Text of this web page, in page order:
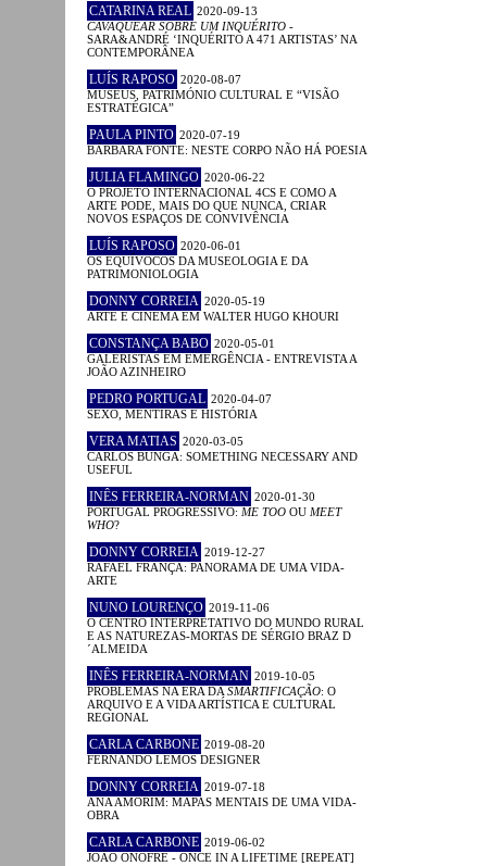
CATARINA REAL 2020-09-13
CAVAQUEAR SOBRE UM INQUÉRITO -
SARA&ANDRÉ ‘INQUÉRITO A 471 ARTISTAS’ NA
CONTEMPORÂNEA
LUÍS RAPOSO 2020-08-07
MUSEUS, PATRIMÓNIO CULTURAL E “VISÃO
ESTRATÉGICA”
PAULA PINTO 2020-07-19
BÁRBARA FONTE: NESTE CORPO NÃO HÁ POESIA
JULIA FLAMINGO 2020-06-22
O PROJETO INTERNACIONAL 4CS E COMO A
ARTE PODE, MAIS DO QUE NUNCA, CRIAR
NOVOS ESPAÇOS DE CONVIVÊNCIA
LUÍS RAPOSO 2020-06-01
OS EQUÍVOCOS DA MUSEOLOGIA E DA
PATRIMONIOLOGIA
DONNY CORREIA 2020-05-19
ARTE E CINEMA EM WALTER HUGO KHOURI
CONSTANÇA BABO 2020-05-01
GALERISTAS EM EMERGÊNCIA - ENTREVISTA A
JOÃO AZINHEIRO
PEDRO PORTUGAL 2020-04-07
SEXO, MENTIRAS E HISTÓRIA
VERA MATIAS 2020-03-05
CARLOS BUNGA: SOMETHING NECESSARY AND
USEFUL
INÊS FERREIRA-NORMAN 2020-01-30
PORTUGAL PROGRESSIVO: ME TOO OU MEET
WHO?
DONNY CORREIA 2019-12-27
RAFAEL FRANÇA: PANORAMA DE UMA VIDA-
ARTE
NUNO LOURENÇO 2019-11-06
O CENTRO INTERPRETATIVO DO MUNDO RURAL
E AS NATUREZAS-MORTAS DE SÉRGIO BRAZ D
´ALMEIDA
INÊS FERREIRA-NORMAN 2019-10-05
PROBLEMAS NA ERA DA SMARTIFICAÇÃO: O
ARQUIVO E A VIDA ARTÍSTICA E CULTURAL
REGIONAL
CARLA CARBONE 2019-08-20
FERNANDO LEMOS DESIGNER
DONNY CORREIA 2019-07-18
ANA AMORIM: MAPAS MENTAIS DE UMA VIDA-
OBRA
CARLA CARBONE 2019-06-02
JOÃO ONOFRE - ONCE IN A LIFETIME [REPEAT]